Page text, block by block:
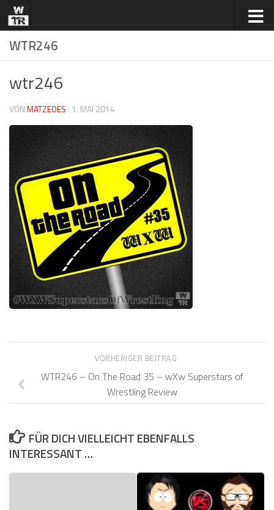
Zum Inhalt springen
WTR246
wtr246
VONMATZEOES · 1. MAI 2014
VORHERIGER BEITRAG
WTR246 – On The Road 35 – wXw Superstars of
Wrestling Review
FÜR DICH VIELLEICHT EBENFALLS
INTERESSANT …